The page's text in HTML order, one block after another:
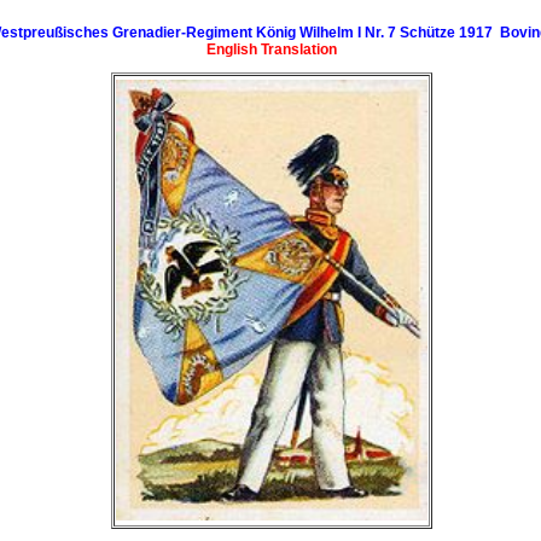
Grenadier-Regiment König Wilhelm I Nr. 7 Schütze 1917
English Translation